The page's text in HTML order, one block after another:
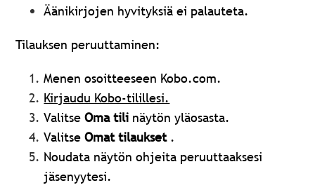
Äänikirjojen hyvityksiä ei palauteta.
Tilauksen peruuttaminen:
Menen osoitteeseen Kobo.com.
Kirjaudu Kobo-tilillesi.
ValitseOma tili näytön yläosasta.
ValitseOmat tilaukset .
Noudata näytön ohjeita peruuttaaksesi
jäsenyytesi.